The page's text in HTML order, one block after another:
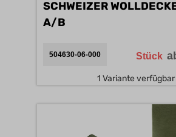
SCHWEIZER
A/B
504630-06-000 Stück
1 Variante verfügbar